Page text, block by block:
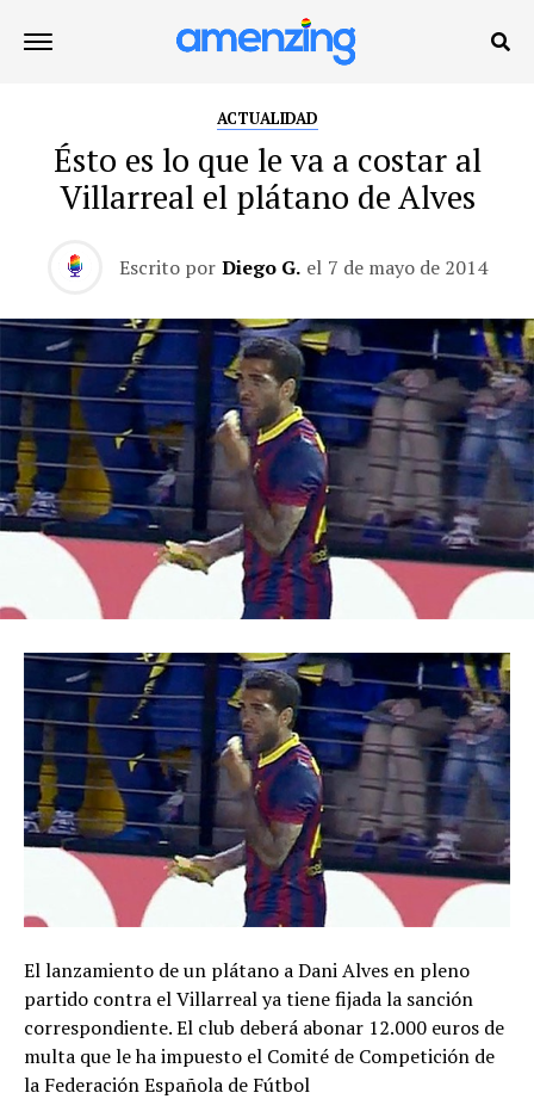
ACTUALIDAD
Ésto es lo que le va a costar al
Villarreal el plátano de Alves
Escrito por Diego G. el 7 de mayo de 2014
El lanzamiento de un plátano a Dani Alves en pleno
partido contra el Villarreal ya tiene fijada la sanción
correspondiente. El club deberá abonar 12.000 euros de
multa que le ha impuesto el Comité de Competición de
la Federación Española de Fútbol